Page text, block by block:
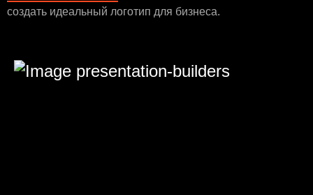
создать идеальный логотип для бизнеса.